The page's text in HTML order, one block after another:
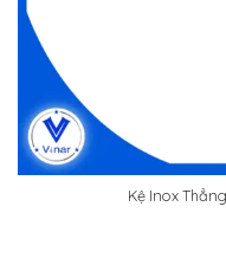
Kệ Inox